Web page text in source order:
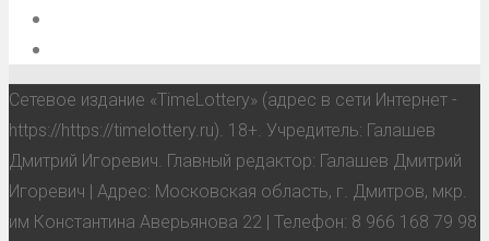
Сетевое издание «TimeLottery» (адрес в сети Интернет -
https://https://timelottery.ru). 18+. Учредитель: Галашев
Дмитрий Игоревич. Главный редактор: Галашев Дмитрий
Игоревич | Адрес: Московская область, г. Дмитров, мкр.
им Константина Аверьянова 22 | Телефон: 8 966 168 79 98